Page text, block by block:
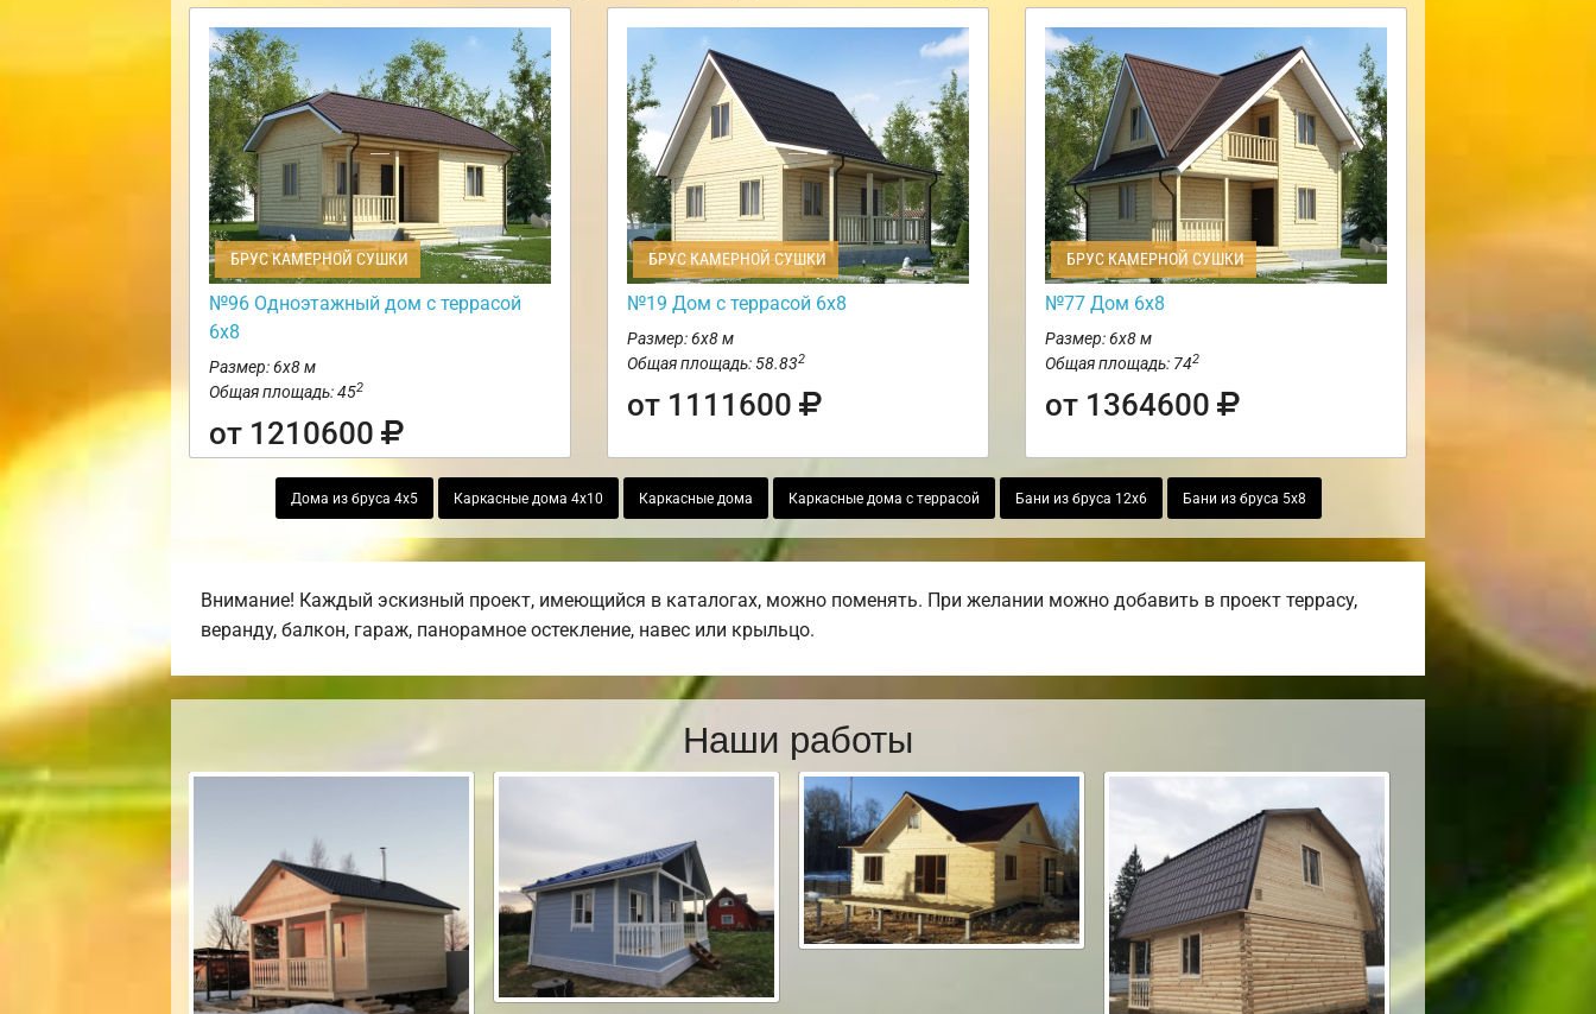
БРУС КАМЕРНОЙ СУШКИ
№96 Одноэтажный дом с террасой
6х8
Размер: 6х8 м
Общая площадь: 452
от 1210600
БРУС КАМЕРНОЙ СУШКИ
№19 Дом с террасой 6х8
Размер: 6х8 м
Общая площадь: 58.832
от 1111600
БРУС КАМЕРНОЙ СУШКИ
№77 Дом 6х8
Размер: 6х8 м
Общая площадь: 742
от 1364600
Дома из бруса 4х5 Каркасные дома 4х10 Каркасные дома Каркасные дома с террасой Бани из бруса 12х6 Бани из бруса 5х8
Внимание! Каждый эскизный проект, имеющийся в каталогах, можно поменять. При желании можно добавить в проект террасу,
веранду, балкон, гараж, панорамное остекление, навес или крыльцо.
Наши работы